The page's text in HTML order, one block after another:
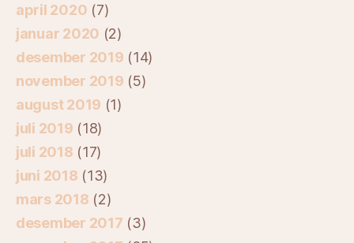
april 2020 (7)
januar 2020 (2)
desember 2019 (14)
november 2019 (5)
august 2019 (1)
juli 2019 (18)
juli 2018 (17)
juni 2018 (13)
mars 2018 (2)
desember 2017 (3)